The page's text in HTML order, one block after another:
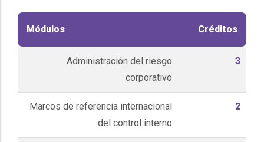
Módulos Créditos
Administración del riesgo
corporativo
3
Marcos de referencia internacional
del control interno
2